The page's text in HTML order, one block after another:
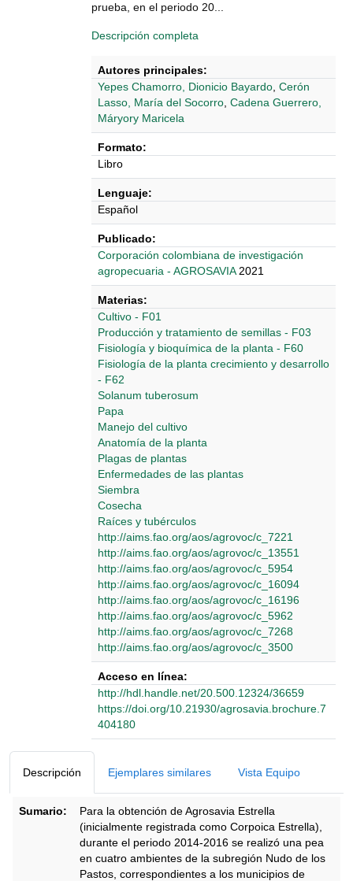
prueba, en el periodo 20...
Descripción completa
Autores principales:
Yepes Chamorro, Dionicio Bayardo Cerón
Lasso, María del Socorro Cadena Guerrero,
Máryory Maricela
Formato:
Libro
Lenguaje:
Español
Publicado:
Corporación colombiana de investigación
agropecuaria - AGROSAVIA 2021
Materias:
Cultivo - F01
Producción y tratamiento de semillas - F03
Fisiología y bioquímica de la planta - F60
Fisiología de la planta crecimiento y desarrollo
- F62
Solanum tuberosum
Papa
Manejo del cultivo
Anatomía de la planta
Plagas de plantas
Enfermedades de las plantas
Siembra
Cosecha
Raíces y tubérculos
http://aims.fao.org/aos/agrovoc/c_7221
http://aims.fao.org/aos/agrovoc/c_13551
http://aims.fao.org/aos/agrovoc/c_5954
http://aims.fao.org/aos/agrovoc/c_16094
http://aims.fao.org/aos/agrovoc/c_16196
http://aims.fao.org/aos/agrovoc/c_5962
http://aims.fao.org/aos/agrovoc/c_7268
http://aims.fao.org/aos/agrovoc/c_3500
Acceso en línea:
http://hdl.handle.net/20.500.12324/36659
https://doi.org/10.21930/agrosavia.brochure.7
404180
Descripción Ejemplares similares Vista Equipo
Sumario:
Para la obtención de Agrosavia Estrella
(inicialmente registrada como Corpoica Estrella),
durante el periodo 2014-2016 se realizó una pea
en cuatro ambientes de la subregión Nudo de los
Pastos, correspondientes a los municipios de